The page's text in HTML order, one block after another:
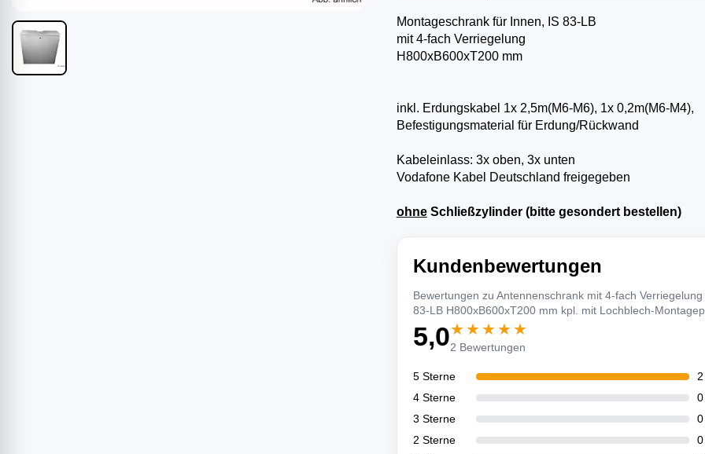
Montageschrank für Innen, IS 83-LB
mit 4-fach Verriegelung
H800xB600xT200 mm
inkl. Erdungskabel 1x 2,5m(M6-M6), 1x 0,2m(M6-M4),
Befestigungsmaterial für Erdung/Rückwand
Kabeleinlass: 3x oben, 3x unten
Vodafone Kabel Deutschland freigegeben
ohneSchließzylinder (bitte gesondert bestellen)
Kundenbewertungen
Bewertungen zu Antennenschrank mit 4-fach Verriegelung
83-LB H800xB600xT200 mm kpl. mit Lochblech-
5,0★★★★★
2 Bewertungen
5 Sterne
2
4 Sterne
0
3 Sterne
0
2 Sterne
0